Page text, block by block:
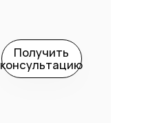
Получить
консультацию